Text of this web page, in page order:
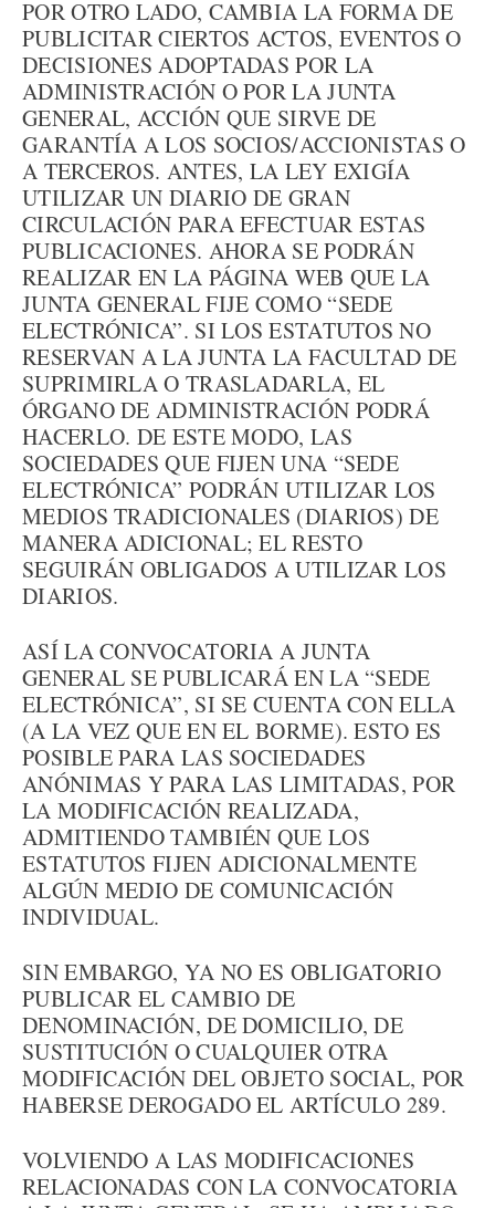
POR OTRO LADO, CAMBIA LA FORMA DE
PUBLICITAR CIERTOS ACTOS, EVENTOS O
DECISIONES ADOPTADAS POR LA
ADMINISTRACIÓN O POR LA JUNTA
GENERAL, ACCIÓN QUE SIRVE DE
GARANTÍA A LOS SOCIOS/ACCIONISTAS O
A TERCEROS. ANTES, LA LEY EXIGÍA
UTILIZAR UN DIARIO DE GRAN
CIRCULACIÓN PARA EFECTUAR ESTAS
PUBLICACIONES. AHORA SE PODRÁN
REALIZAR EN LA PÁGINA WEB QUE LA
JUNTA GENERAL FIJE COMO “SEDE
ELECTRÓNICA”. SI LOS ESTATUTOS NO
RESERVAN A LA JUNTA LA FACULTAD DE
SUPRIMIRLA O TRASLADARLA, EL
ÓRGANO DE ADMINISTRACIÓN PODRÁ
HACERLO. DE ESTE MODO, LAS
SOCIEDADES QUE FIJEN UNA “SEDE
ELECTRÓNICA” PODRÁN UTILIZAR LOS
MEDIOS TRADICIONALES (DIARIOS) DE
MANERA ADICIONAL; EL RESTO
SEGUIRÁN OBLIGADOS A UTILIZAR LOS
DIARIOS.
ASÍ LA CONVOCATORIA A JUNTA
GENERAL SE PUBLICARÁ EN LA “SEDE
ELECTRÓNICA”, SI SE CUENTA CON ELLA
(A LA VEZ QUE EN EL BORME). ESTO ES
POSIBLE PARA LAS SOCIEDADES
ANÓNIMAS Y PARA LAS LIMITADAS, POR
LA MODIFICACIÓN REALIZADA,
ADMITIENDO TAMBIÉN QUE LOS
ESTATUTOS FIJEN ADICIONALMENTE
ALGÚN MEDIO DE COMUNICACIÓN
INDIVIDUAL.
SIN EMBARGO, YA NO ES OBLIGATORIO
PUBLICAR EL CAMBIO DE
DENOMINACIÓN, DE DOMICILIO, DE
SUSTITUCIÓN O CUALQUIER OTRA
MODIFICACIÓN DEL OBJETO SOCIAL, POR
HABERSE DEROGADO EL ARTÍCULO 289.
VOLVIENDO A LAS MODIFICACIONES
RELACIONADAS CON LA CONVOCATORIA